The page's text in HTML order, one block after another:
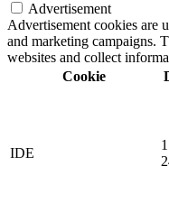
Advertisement
Advertisement cookies are
and marketing campaigns.
websites and collect
Cookie
IDE